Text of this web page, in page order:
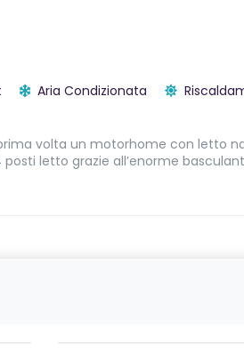
Aria Condizionata
volta un motorhome con letto
letto grazie all’enorme